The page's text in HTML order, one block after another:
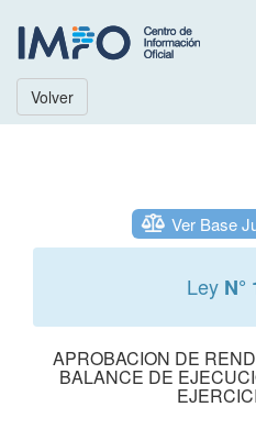
Volver
Ver Base
Ley N°
APROBACION DE
BALANCE DE